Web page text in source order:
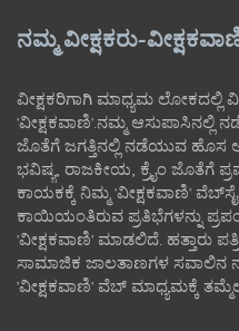
ನಮ್ಮ ವೀಕ್ಷಕರು-
ವೀಕ್ಷಕರಿಗಾಗಿ ಮಾಧ್ಯಮ ಲೋಕದಲ್ಲಿ
'ವೀಕ್ಷಕವಾಣಿ'.ನಮ್ಮ
ಜೊತೆಗೆ ಜಗತ್ತಿನಲ್ಲಿ ನಡೆಯುವ ಹೊಸ
ಭವಿಷ್ಯ, ರಾಜಕೀಯ, ಕ್ರೈಂ ಜೊತೆಗೆ
ಕಾಯಕಕ್ಕೆ ನಿಮ್ಮ 'ವೀಕ್ಷಕವಾಣಿ'
ಕಾಯಿಯಂತಿರುವ ಪ್ರತಿಭೆಗಳನ್ನು
'ವೀಕ್ಷಕವಾಣಿ' ಮಾಡಲಿದೆ. ಹತ್ತಾರು
ಸಾಮಾಜಿಕ ಜಾಲತಾಣಗಳ ಸವಾಲಿನ
'ವೀಕ್ಷಕವಾಣಿ' ವೆಬ್ ಮಾಧ್ಯಮಕ್ಕೆ